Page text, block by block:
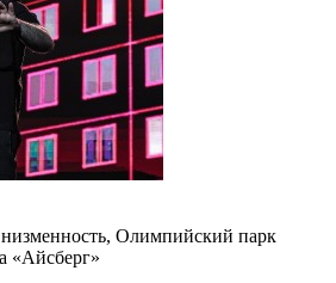
Олимпийский парк
«Айсберг»